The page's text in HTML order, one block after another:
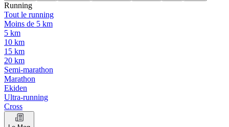
Running
Tout le running
Moins de 5 km
5 km
10 km
15 km
20 km
Semi-marathon
Marathon
Ekiden
Ultra-running
Cross